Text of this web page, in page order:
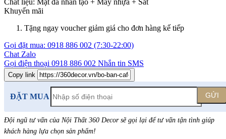
Chất liệu: Mặt đá nhân tạo + Mây nhựa + Sắt
Khuyến mãi
Tặng ngay voucher giảm giá cho đơn hàng kế tiếp
Gọi đặt mua: 0918 886 002 (7:30-22:00)
Chat Zalo
Gọi điện thoại 0918 886 002 Nhắn tin SMS
Copy link
ĐẶT MUA GỬI
Đội ngũ tư vấn của Nội Thất 360 Decor sẽ gọi lại để tư vấn tận tình giúp
khách hàng lựa chọn sản phẩm!